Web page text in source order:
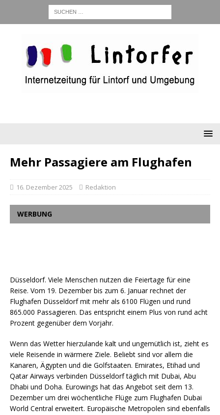
Mehr Passagiere am Flughafen
16. Dezember 2025 Redaktion
WERBUNG
Düsseldorf. Viele Menschen nutzen die Feiertage für eine
Reise. Vom 19. Dezember bis zum 6. Januar rechnet der
Flughafen Düsseldorf mit mehr als 6100 Flügen und rund
865.000 Passagieren. Das entspricht einem Plus von rund acht
Prozent gegenüber dem Vorjahr.
Wenn das Wetter hierzulande kalt und ungemütlich ist, zieht es
viele Reisende in wärmere Ziele. Beliebt sind vor allem die
Kanaren, Ägypten und die Golfstaaten. Emirates, Etihad und
Qatar Airways verbinden Düsseldorf täglich mit Dubai, Abu
Dhabi und Doha. Eurowings hat das Angebot seit dem 13.
Dezember um drei wöchentliche Flüge zum Flughafen Dubai
World Central erweitert. Europäische Metropolen sind ebenfalls